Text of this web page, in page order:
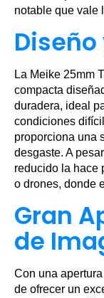
notable que vale
La Meike 25mm
compacta
duradera, ideal
condiciones
proporciona una
desgaste. A
reducido la hace
o drones, donde
Gran
de
Con una
de ofrecer un